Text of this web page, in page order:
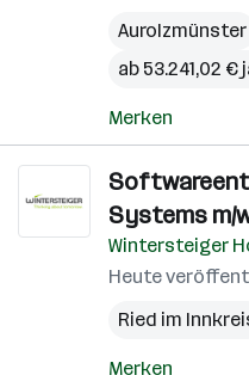
Aurolzmünster
ab 53.241,02 €
Merken
Systems m/
Wintersteiger
Heute
Ried im
Merken